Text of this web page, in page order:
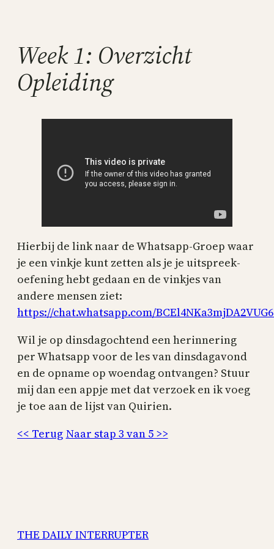
content
Week 1: Overzicht
Opleiding
Hierbij de link naar de Whatsapp-Groep waar
je een vinkje kunt zetten als je je uitspreek-
oefening hebt gedaan en de vinkjes van
andere mensen ziet:
https://chat.whatsapp.com/
Wil je op dinsdagochtend een herinnering
per Whatsapp voor de les van dinsdagavond
en de opname op woendag ontvangen? Stuur
mij dan een appje met dat verzoek en ik voeg
je toe aan de lijst van Quirien.
<< Terug Naar stap 3 van 5 >>
THE DAILY INTERRUPTER